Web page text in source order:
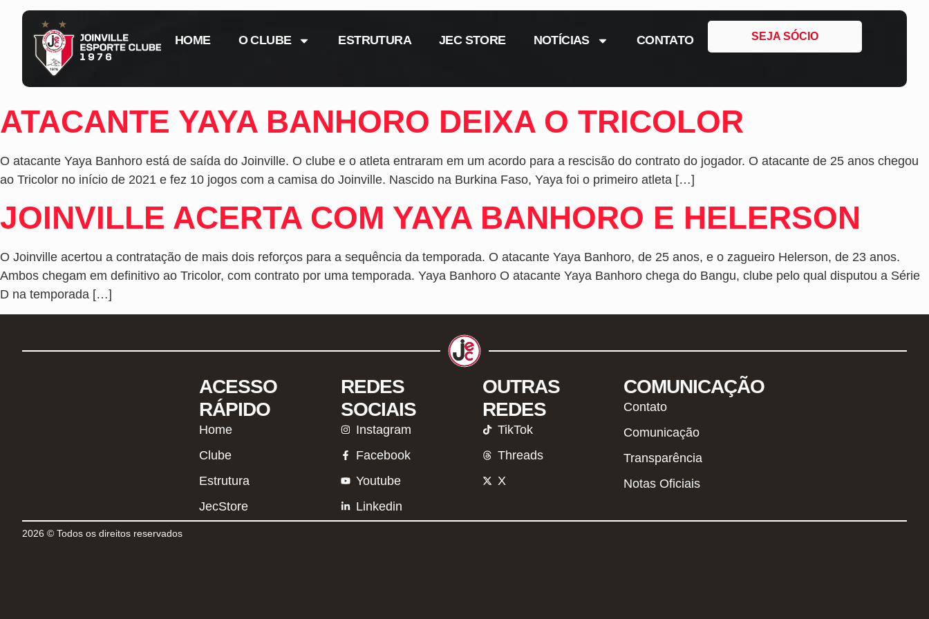
HOME O CLUBE ESTRUTURA JEC STORE NOTÍCIAS CONTATO SEJA SÓCIO
ATACANTE YAYA BANHORO DEIXA O TRICOLOR
O atacante Yaya Banhoro está de saída do Joinville. O clube e o atleta entraram em um acordo para a rescisão do contrato do jogador. O atacante de 25 anos chegou
ao Tricolor no início de 2021 e fez 10 jogos com a camisa do Joinville. Nascido na Burkina Faso, Yaya foi o primeiro atleta […]
JOINVILLE ACERTA COM YAYA BANHORO E HELERSON
O Joinville acertou a contratação de mais dois reforços para a sequência da temporada. O atacante Yaya Banhoro, de 25 anos, e o zagueiro Helerson, de 23 anos.
Ambos chegam em definitivo ao Tricolor, com contrato por uma temporada. Yaya Banhoro O atacante Yaya Banhoro chega do Bangu, clube pelo qual disputou a Série
D na temporada […]
ACESSO
RÁPIDO
Home
Clube
Estrutura
JecStore
REDES
SOCIAIS
Instagram
Facebook
Youtube
Linkedin
OUTRAS
REDES
TikTok
Threads
X
COMUNICAÇÃO
Contato
Comunicação
Transparência
Notas Oficiais
2026 © Todos os direitos reservados